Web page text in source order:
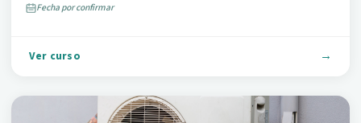
Fecha por confirmar
Ver curso